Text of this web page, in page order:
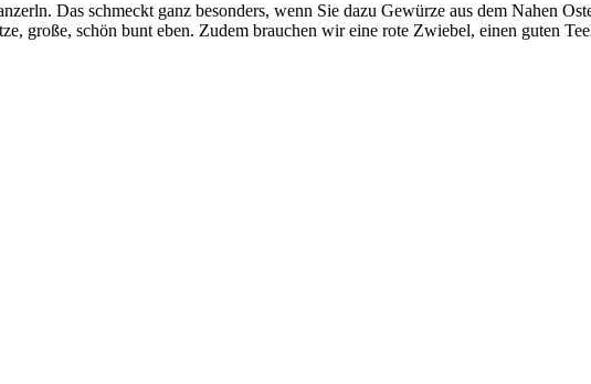
Das schmeckt ganz besonders, wenn Sie dazu Gewürze aus dem Nahen
große, schön bunt eben. Zudem brauchen wir eine rote Zwiebel, einen guten